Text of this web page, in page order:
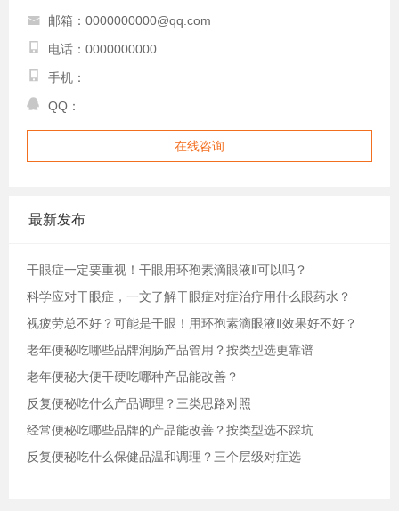
邮箱：0000000000@qq.com
电话：0000000000
手机：
QQ：
在线咨询
最新发布
干眼症一定要重视！干眼用环孢素滴眼液Ⅱ可以吗？
科学应对干眼症，一文了解干眼症对症治疗用什么眼药水？
视疲劳总不好？可能是干眼！用环孢素滴眼液Ⅱ效果好不好？
老年便秘吃哪些品牌润肠产品管用？按类型选更靠谱
老年便秘大便干硬吃哪种产品能改善？
反复便秘吃什么产品调理？三类思路对照
经常便秘吃哪些品牌的产品能改善？按类型选不踩坑
反复便秘吃什么保健品温和调理？三个层级对症选